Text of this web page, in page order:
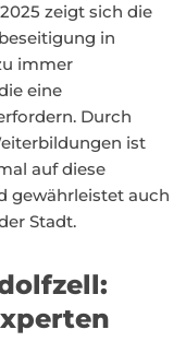
zeigt sich die
in
immer
eine
Durch
ist
auf diese
gewährleistet auch
Stadt.